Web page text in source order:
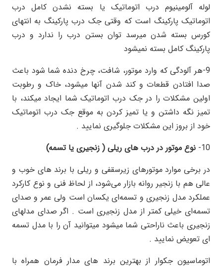
لوله آلومینیوم درب اتوماتیک یا بسته نشدن کامل درب
اتوماتیک پارکینگ است که وقتی جک درب پارکینگ به انتهای
کورس بسته شدن میرسد توان بستن درب را ندارد و درب
پارکینگ کامل بسته نمیشود
9-هر آلودگی که وارد موتور، شافت، چرخ دنده شما شود باعث
صدا افتادن قطعات و کند شدن آنها میشود، خاک و رطوبت
اولین مشکلات را در جک درب اتوماتیک شما ایجاد میکند، با
تمیز نگه داشتن و یا تمیز کردن به موقع جک درب اتوماتیک
خود از بروز این مشکلات جلوگیری نمایید .
10- نوع موتور در درب های ریلی ( زنجیری یا تسمه)
در برخی موارد موتورهای زیرسقفی و ریلی با برند های خوب و
عالی هم با زنجیر روانه بازار می‌شود، از لحاظ فنی و نوع کارکرد
عملکرد مدل زنجیری و تسمه‌ای یکسان است ولی عمر و صدای
تسمه‌ای خیلی کمتر از مدل زنجیری است . اگر صدای مدلهای
زنجیری باعث ناراحتی شما میشود میتوانید آن را با مدل تسمه
ای تعویض نمایید .
اتوماسیون جکوار از بهترین برند های مدار فرمان همراه با